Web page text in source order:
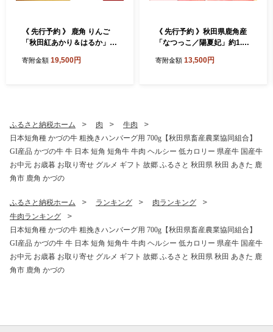
《 先行予約 》 鹿角 りんご
「秋田紅あかり＆はるか」約
カンパニー】●2026年12月上
鹿角市 鹿角 送料無料
寄附金額 19,500円
《 先行予約 》秋田県鹿角産
「なつっこ／陽夏妃」約1.5k
月下旬発送開始【由右衛門果
寄附金額 13,500円
ふるさと納税ホーム 肉
牛肉
日本短角種 かづの牛 粗挽きハンバーグ用 700g【秋田県畜産農業協同組合】
GI産品 かづの牛 牛 日本 短角 短角牛 牛肉 ヘルシー 低カロリー 県産牛 国産牛
お中元 お歳暮 お取り寄せ グルメ ギフト 故郷 ふるさと 秋田県 秋田 あきた 鹿
角市 鹿角 かづの
ふるさと納税ホーム ランキング
肉ランキング
牛肉ランキング
日本短角種 かづの牛 粗挽きハンバーグ用 700g【秋田県畜産農業協同組合】
GI産品 かづの牛 牛 日本 短角 短角牛 牛肉 ヘルシー 低カロリー 県産牛 国産牛
お中元 お歳暮 お取り寄せ グルメ ギフト 故郷 ふるさと 秋田県 秋田 あきた 鹿
角市 鹿角 かづの